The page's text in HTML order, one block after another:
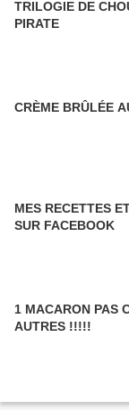
TRILOGIE DE
PIRATE
CRÈME BRÛLÉE
MES RECETTES
SUR FACEBOOK
1 MACARON PAS
AUTRES !!!!!